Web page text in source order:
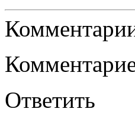
Ответить